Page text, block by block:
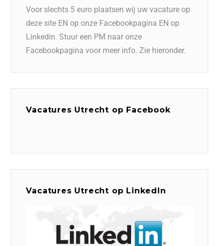
Voor slechts 5 euro plaatsen wij uw vacature op
deze site EN op onze Facebookpagina EN op
Linkedin. Stuur een PM naar onze
Facebookpagina voor meer info. Zie hieronder.
Vacatures Utrecht op Facebook
Vacatures Utrecht op LinkedIn